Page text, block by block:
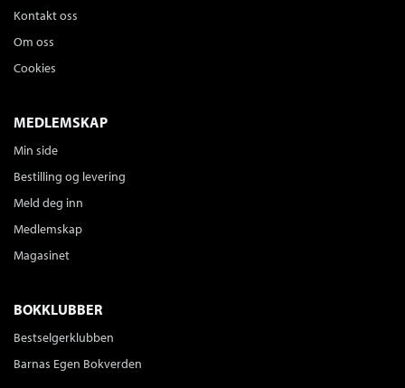
Kontakt oss
Om oss
Cookies
MEDLEMSKAP
Min side
Bestilling og levering
Meld deg inn
Medlemskap
Magasinet
BOKKLUBBER
Bestselgerklubben
Barnas Egen Bokverden